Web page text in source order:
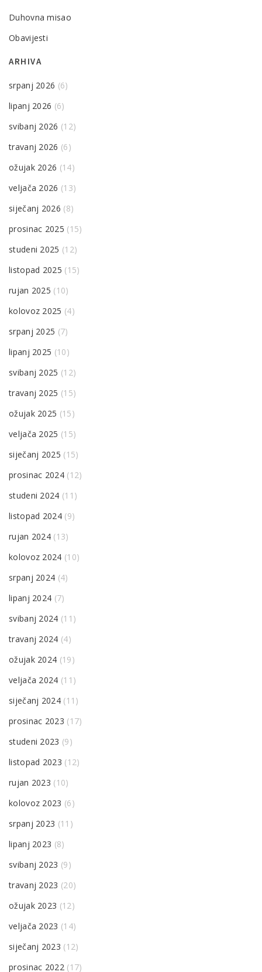
Duhovna misao
Obavijesti
ARHIVA
srpanj 2026 (6)
lipanj 2026 (6)
svibanj 2026 (12)
travanj 2026 (6)
ožujak 2026 (14)
veljača 2026 (13)
siječanj 2026 (8)
prosinac 2025 (15)
studeni 2025 (12)
listopad 2025 (15)
rujan 2025 (10)
kolovoz 2025 (4)
srpanj 2025 (7)
lipanj 2025 (10)
svibanj 2025 (12)
travanj 2025 (15)
ožujak 2025 (15)
veljača 2025 (15)
siječanj 2025 (15)
prosinac 2024(12)
studeni 2024 (11)
listopad 2024(9)
rujan 2024 (13)
kolovoz 2024 (10)
srpanj 2024 (4)
lipanj 2024 (7)
svibanj 2024 (11)
travanj 2024 (4)
ožujak 2024 (19)
veljača 2024 (11)
siječanj 2024(11)
prosinac 2023 (17)
studeni 2023 (9)
listopad 2023 (12)
rujan 2023 (10)
kolovoz 2023 (6)
srpanj 2023 (11)
lipanj 2023 (8)
svibanj 2023 (9)
travanj 2023 (20)
ožujak 2023 (12)
veljača 2023 (14)
siječanj 2023 (12)
prosinac 2022(17)